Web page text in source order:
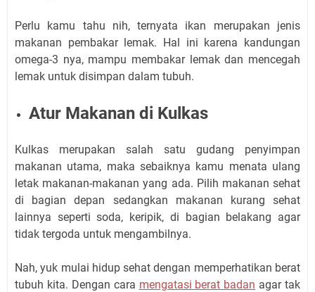
Perlu kamu tahu nih, ternyata ikan merupakan jenis
makanan pembakar lemak. Hal ini karena kandungan
omega-3 nya, mampu membakar lemak dan mencegah
lemak untuk disimpan dalam tubuh.
Atur Makanan di Kulkas
Kulkas merupakan salah satu gudang penyimpan
makanan utama, maka sebaiknya kamu menata ulang
letak makanan-makanan yang ada. Pilih makanan sehat
di bagian depan sedangkan makanan kurang sehat
lainnya seperti soda, keripik, di bagian belakang agar
tidak tergoda untuk mengambilnya.
Nah, yuk mulai hidup sehat dengan memperhatikan berat
tubuh kita. Dengan cara mengatasi berat badan agar tak